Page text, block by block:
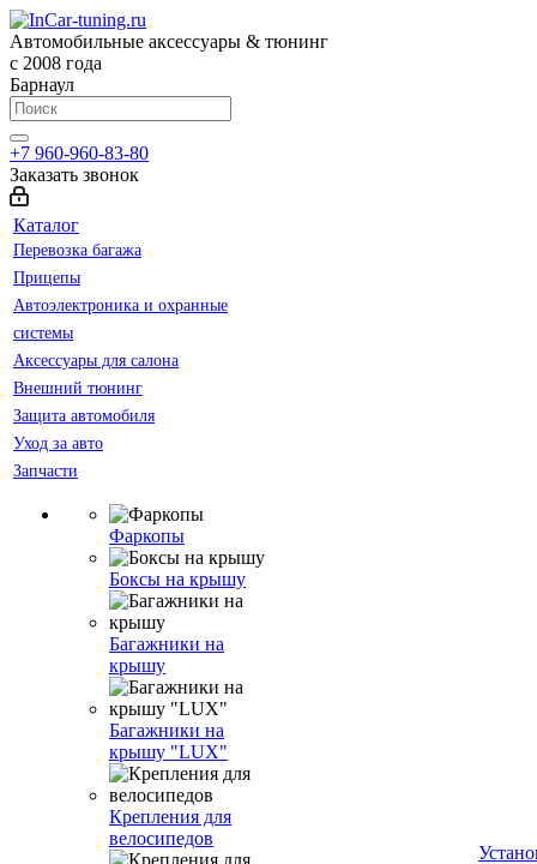
Автомобильные аксессуары & тюнинг
с 2008 года
Барнаул
+7 960-960-83-80
Заказать звонок
Каталог
Перевозка багажа
Прицепы
Автоэлектроника и охранные
системы
Аксессуары для салона
Внешний тюнинг
Защита автомобиля
Уход за авто
Запчасти
Фаркопы
Боксы на крышу
Багажники на
крышу
Багажники на
крышу "LUX"
Крепления для
велосипедов